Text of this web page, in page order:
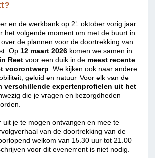
en de werkbank op 21 oktober vorig jaar
het volgende moment om met de buurt in
de plannen voor de doortrekking van
Op12 maart 2026komen we samen in
Reetvoor een duik in de meest recente
voorontwerp . We kijken ook naar andere
geluid en natuur. Voor elk van de
verschillende expertenprofielen uit het
die je vragen en bezorgdheden
uit je te mogen ontvangen en mee te
van de doortrekking van de
welkom van 15.30 uur tot 21.00
voor dit evenement is niet nodig.